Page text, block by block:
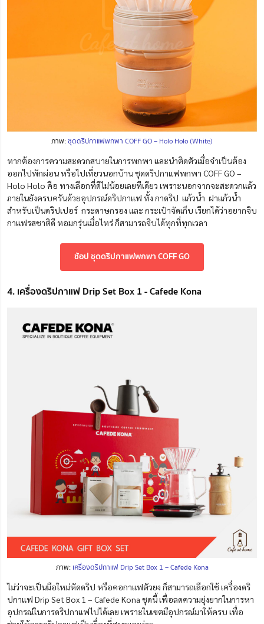
ภาพ:ชุดดริปกาแฟพกพา COFF GO – Holo Holo (White)
หากต้องการความสะดวกสบายในการพกพา และนำติดตัวเมื่อจำเป็นต้อง
ออกไปพักผ่อน หรือไปเที่ยวนอกบ้าน ชุดดริปกาแฟพกพา COFF GO –
Holo Holo คือ ทางเลือกที่ดีไม่น้อยเลยทีเดียว เพราะนอกจากจะสะดวกแล้ว
ภายในยังครบครันด้วยอุปกรณ์ดริปกาแฟ ทั้ง กาดริป แก้วน้ำ ฝาแก้วน้ำ
สำหรับเป็นดริปเปอร์ กระดาษกรอง และ กระเป๋าจัดเก็บ เรียกได้ว่าอยากจิบ
กาแฟรสชาติดี หอมกรุ่นเมื่อไหร่ ก็สามารถจิบได้ทุกที่ทุกเวลา
ช้อป ชุดดริปกาแฟพกพา COFF GO
4. เครื่องดริปกาแฟ Drip Set Box 1 - Cafede Kona
ภาพ: เครื่องดริปกาแฟ Drip Set Box 1 – Cafede Kona
ไม่ว่าจะเป็นมือใหม่หัดดริป หรือคอกาแฟตัวยง ก็สามารถเลือกใช้ เครื่องดริ
ปกาแฟ Drip Set Box 1 – Cafede Kona ชุดนี้ เพื่อลดความยุ่งยากในการหา
อุปกรณ์ในการดริปกาแฟไปได้เลย เพราะในเซตมีอุปกรณ์มาให้ครบ เพื่อ